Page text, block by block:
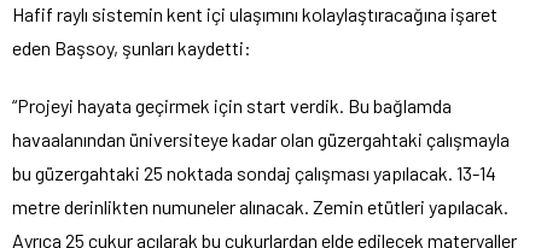
Hafif raylı sistemin kent içi ulaşımını kolaylaştıracağına işaret
eden Başsoy, şunları kaydetti:
“Projeyi hayata geçirmek için start verdik. Bu bağlamda
havaalanından üniversiteye kadar olan güzergahtaki çalışmayla
bu güzergahtaki 25 noktada sondaj çalışması yapılacak. 13-14
metre derinlikten numuneler alınacak. Zemin etütleri yapılacak.
Ayrıca 25 çukur açılarak bu çukurlardan elde edilecek materyaller